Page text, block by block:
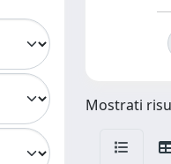
Mostrati